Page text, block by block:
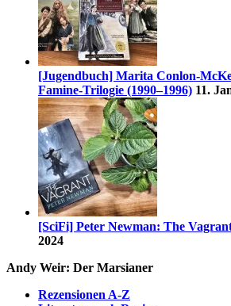
[Jugendbuch] Marita Conlon-
Famine-Trilogie (1990–1996) 11.
[SciFi] Peter Newman: The
2024
Andy Weir: Der Marsianer
Rezensionen A-Z